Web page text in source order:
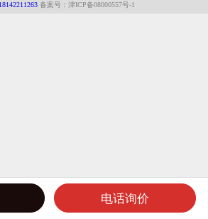
18142211263 备案号：津ICP备08000557号-1
电话询价